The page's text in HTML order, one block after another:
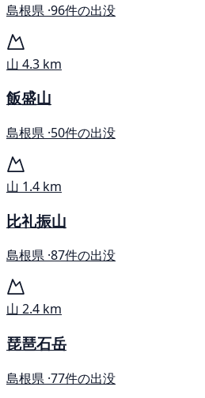
島根県 ·96件の出没
山 4.3 km
飯盛山
島根県 ·50件の出没
山 1.4 km
比礼振山
島根県 ·87件の出没
山 2.4 km
琵琶石岳
島根県 ·77件の出没